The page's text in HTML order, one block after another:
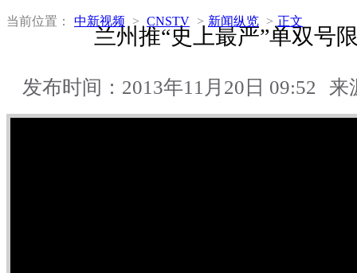
当前位置： 中新视频 > CNSTV > 新闻纵览 > 正文
兰州推“史上最严”单双号
发布时间：2013年11月20日 09:52 来